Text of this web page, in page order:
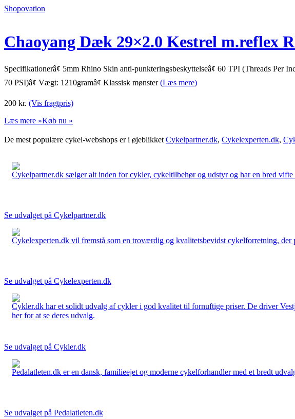
Shopovation
Chaoyang Dæk 29×2.0 Kestrel m.reflex
Specifikationerâ¢ 5mm Rhino Skin anti-punkteringsbeskyttelseâ¢ 60 TPI (Threads Per
70 PSI)â¢ Vægt: 1210gramâ¢ Klassisk mønster(Læs mere)
200 kr. (Vis fragtpris)
Læs mere »Køb nu »
De mest populære cykel-webshops er i øjeblikket Cykelpartner.dk, Cykelexperten.dk,
Cykelpartner.dk sælger alt inden for cykler, cykeltilbehør og udstyr og har en bred
Se udvalget på Cykelpartner.dk
Cykelexperten.dk vil fremstå som en troværdig og kvalitetsbevidst cykelforretning,
Se udvalget på Cykelexperten.dk
Cykler.dk har et solidt udvalg af cykler i god kvalitet til fornuftige priser. De driver
her for at se deres udvalg.
Se udvalget på Cykler.dk
Pedalatleten.dk er en dansk, familieejet og moderne cykelforhandler med et bredt
Se udvalget på Pedalatleten.dk